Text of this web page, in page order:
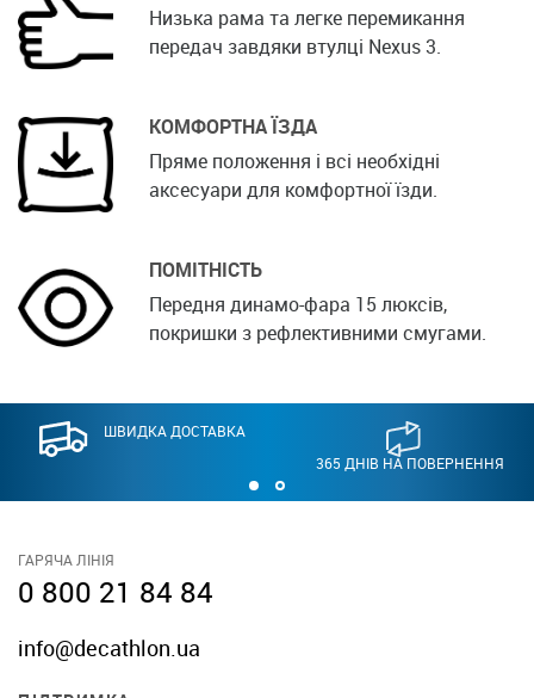
Низька рама та легке перемикання
передач завдяки втулці Nexus 3.
КОМФОРТНА ЇЗДА
Пряме положення і всі необхідні
аксесуари для комфортної їзди.
ПОМІТНІСТЬ
Передня динамо-фара 15 люксів,
покришки з рефлективними смугами.
ШВИДКА ДОСТАВКА
365 ДНІВ НА ПОВЕРНЕННЯ
ГАРЯЧА ЛІНІЯ
0 800 21 84 84
info@decathlon.ua